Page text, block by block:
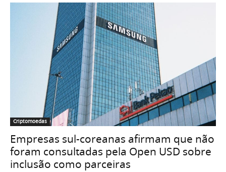
Criptomoedas
Empresas sul-coreanas afirmam que não
foram consultadas pela Open USD sobre
inclusão como parceiras